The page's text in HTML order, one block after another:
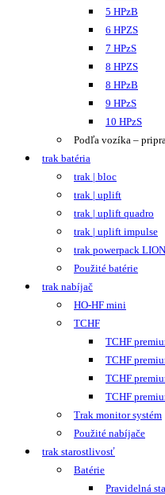
5 HPzB
6 HPZS
7 HPzS
8 HPZS
8 HPzB
9 HPzS
10 HPzS
Podľa vozíka –
trak batéria
trak | bloc
trak | uplift
trak | uplift quadro
trak | uplift impulse
trak powerpack LION
Použité batérie
trak nabíjač
HO-HF mini
TCHF
TCHF
TCHF
TCHF
TCHF
Trak monitor systém
Použité nabíjače
trak starostlivosť
Batérie
Pravidelná